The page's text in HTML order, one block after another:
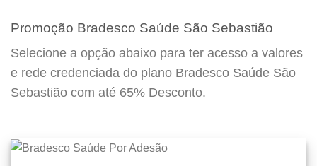
Promoção Bradesco Saúde São Sebastião
Selecione a opção abaixo para ter acesso a valores
e rede credenciada do plano Bradesco Saúde São
Sebastião com até 65% Desconto.